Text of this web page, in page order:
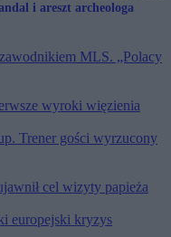
i areszt archeologa
MLS. „Polacy
wyroki więzienia
Trener gości wyrzucony
cel wizyty papieża
europejski kryzys